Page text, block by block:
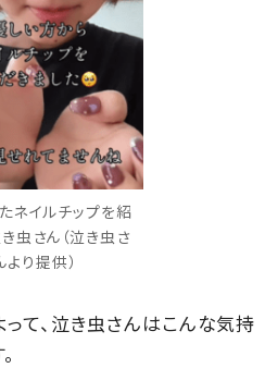
ネイルチップを紹
虫さん（泣き虫さ
より提供）
て、泣き虫さんはこんな気持